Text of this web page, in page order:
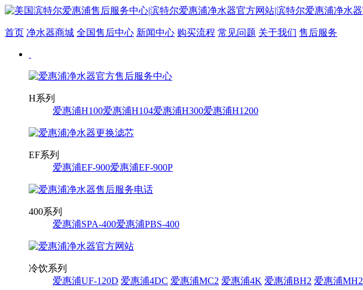
首页 净水器商城 全国售后中心 新闻中心 购买流程 常见问题 关于我们 售后服务
H系列
爱惠浦H100爱惠浦H104爱惠浦H300爱惠浦H1200
EF系列
爱惠浦EF-900爱惠浦EF-900P
400系列
爱惠浦SPA-400爱惠浦PBS-400
冷饮系列
爱惠浦UF-120D 爱惠浦4DC 爱惠浦MC2 爱惠浦4K 爱惠浦BH2 爱惠浦MH2